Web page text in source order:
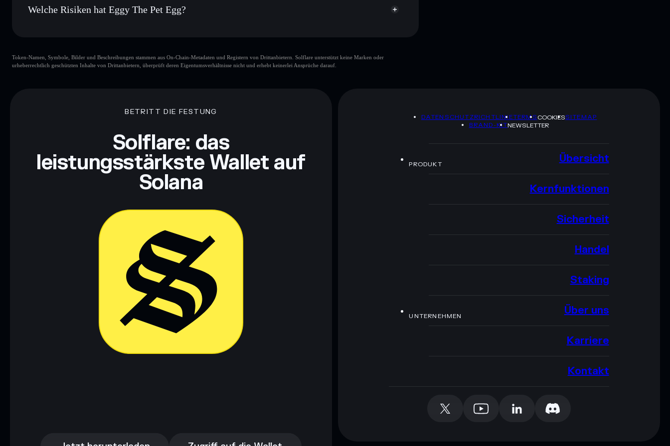
Welche Risiken hat Eggy The Pet Egg?
Token-Namen, Symbole, Bilder und Beschreibungen stammen aus On-Chain-Metadaten und Registern von Drittanbietern. Solflare unterstützt keine Marken oder
urheberrechtlich geschützten Inhalte von Drittanbietern, überprüft deren Eigentumsverhältnisse nicht und erhebt keinerlei Ansprüche darauf.
BETRITT DIE FESTUNG
Solflare: das
leistungsstärkste Wallet auf
Solana
DATENSCHUTZRICHTLINIETERMSCOOKIESSITEMAP
BRAND-KITNEWSLETTER
PRODUKT Übersicht
Kernfunktionen
Sicherheit
Handel
Staking
UNTERNEHMEN Über uns
Karriere
Kontakt